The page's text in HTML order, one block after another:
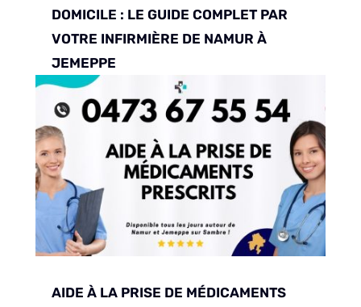
DOMICILE : LE GUIDE COMPLET PAR
VOTRE INFIRMIÈRE DE NAMUR À
JEMEPPE
AIDE À LA PRISE DE MÉDICAMENTS